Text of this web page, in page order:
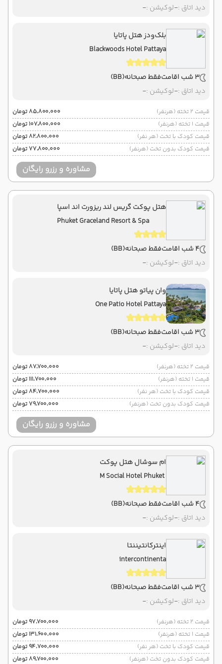
دید اتاق :-لوکیشن :-
بلک‌ودز هتل پاتایا
Blackwoods Hotel Pattaya
3 شب اقامت فقط صبحانه(BB)
دید اتاق :-لوکیشن :-
قیمت 2 تخته (هرنفر)
۸۵٬۸۰۰٬۰۰۰ تومان
قیمت 1 تخته (هرنفر)
۱۰۷٬۸۰۰٬۰۰۰ تومان
قیمت کودک با تخت (هر نفر)
۸۲٬۸۰۰٬۰۰۰ تومان
قیمت کودک بدون تخت (هرنفر)
۷۷٬۸۰۰٬۰۰۰ تومان
مشاوره و رزرو رایگان
هتل پوکت گریس لند ریزورت اند اسپا
Phuket Graceland Resort & Spa
4 شب اقامت فقط صبحانه(BB)
دید اتاق :-لوکیشن :-
وان پیاتو هتل پاتایا
One Patio Hotel Pattaya
3 شب اقامت فقط صبحانه(BB)
دید اتاق :-لوکیشن :-
قیمت 2 تخته (هرنفر)
۸۷٬۷۰۰٬۰۰۰ تومان
قیمت 1 تخته (هرنفر)
۱۱۱٬۷۰۰٬۰۰۰ تومان
قیمت کودک با تخت (هر نفر)
۸۴٬۷۰۰٬۰۰۰ تومان
قیمت کودک بدون تخت (هرنفر)
۷۹٬۷۰۰٬۰۰۰ تومان
مشاوره و رزرو رایگان
ام سوشال هتل پوکت
M Social Hotel Phuket
4 شب اقامت فقط صبحانه(BB)
دید اتاق :-لوکیشن :-
اینترکانتیننتا
intercontinenta
3 شب اقامت فقط صبحانه(BB)
دید اتاق :-لوکیشن :-
قیمت 2 تخته (هرنفر)
۹۷٬۷۰۰٬۰۰۰ تومان
قیمت 1 تخته (هرنفر)
۱۳۱٬۶۰۰٬۰۰۰ تومان
قیمت کودک با تخت (هر نفر)
۹۴٬۷۰۰٬۰۰۰ تومان
قیمت کودک بدون تخت (هرنفر)
۸۹٬۷۰۰٬۰۰۰ تومان